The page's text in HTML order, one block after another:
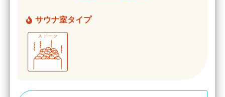
サウナ室タイプ